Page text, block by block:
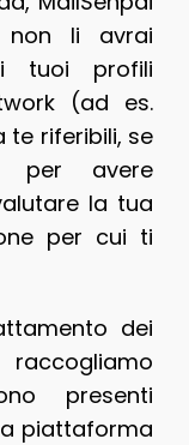
non li avrai
i tuoi profili
(ad es.
te riferibili, se
per avere
la tua
per cui ti
dei
presenti
piattaforma